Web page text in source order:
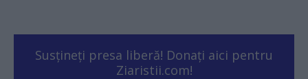
Susțineți presa liberă! Donați aici pentru
Ziaristii.com!